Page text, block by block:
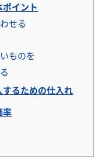
イント
せる
ものを
るための仕入れ
率